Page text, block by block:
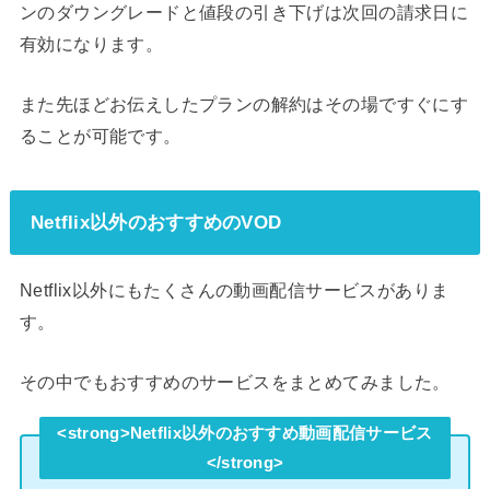
ンのダウングレードと値段の引き下げは次回の請求日に
有効になります。
また先ほどお伝えしたプランの解約はその場ですぐにす
ることが可能です。
Netflix以外のおすすめのVOD
Netflix以外にもたくさんの動画配信サービスがありま
す。
その中でもおすすめのサービスをまとめてみました。
<strong>Netflix以外のおすすめ動画配信サービス
</strong>